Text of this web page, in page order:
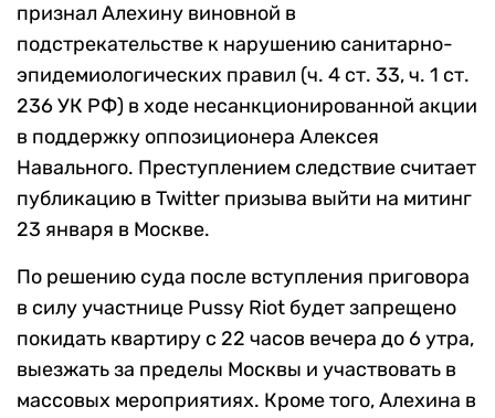
признал Алехину виновной в
подстрекательстве к нарушению санитарно-
эпидемиологических правил (ч. 4 ст. 33, ч. 1 ст.
236 УК РФ) в ходе несанкционированной акции
в поддержку оппозиционера Алексея
Навального. Преступлением следствие считает
публикацию в Twitter призыва выйти на митинг
23 января в Москве.
По решению суда после вступления приговора
в силу участнице Pussy Riot будет запрещено
покидать квартиру с 22 часов вечера до 6 утра,
выезжать за пределы Москвы и участвовать в
массовых мероприятиях. Кроме того, Алехина в